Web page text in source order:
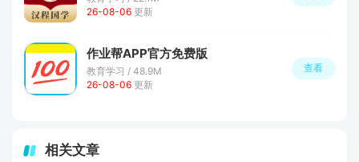
26-08-06 更新
作业帮APP官方免费版
教育学习 / 48.9M
26-08-06 更新
查看
相关文章